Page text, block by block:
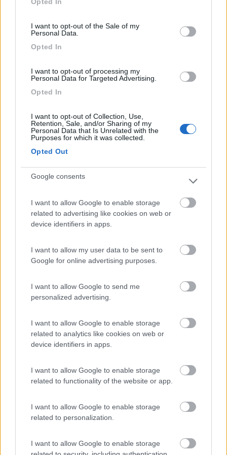
use your data for below specified purposes in below Google
I want to opt-out of the Sale of my
Personal Data.
Opted In
I want to opt-out of processing my
Personal Data for Targeted Advertising.
Opted In
I want to opt-out of Collection, Use,
Retention, Sale, and/or Sharing of my
Personal Data that Is Unrelated with the
Purposes for which it was collected.
Opted Out
Google consents
I want to allow Google to enable storage
related to advertising like cookies on web or
device identifiers in apps.
I want to allow my user data to be sent to
Google for online advertising purposes.
I want to allow Google to send me
personalized advertising.
I want to allow Google to enable storage
related to analytics like cookies on web or
device identifiers in apps.
I want to allow Google to enable storage
related to functionality of the website or app.
I want to allow Google to enable storage
related to personalization.
I want to allow Google to enable storage
Grinza
Inserito il10/02/2019 alle:
Se vuoi un consiglio, monta i diodi. Se cerchi trovi anche come realizzare
il sistema di raffreddamento ed il perchè servono.
raffreddamento, ma l’intenzione era metterli affiancati per
evitare ombre, farò delle prove ....grazie
che nemmeno comprende
-
Inserito il11/02/2019 alle:12:42:50
Ho visto che hai messo gli Skotty su una piastra per il raffreddamento, ma
l’intenzione era metterli affiancati per evitare ombre, farò delle prove
La piastra di raffreddamento l'ho ricavata unendo due pezzi di
angolare d'alluminio acquistati presso un Brico.
Considerate le correnti in gioco, ma soprattutto il fatto che si